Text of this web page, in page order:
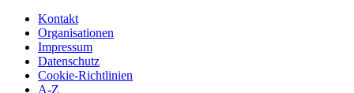
Kontakt
Organisationen
Impressum
Datenschutz
Cookie-Richtlinien
A-Z